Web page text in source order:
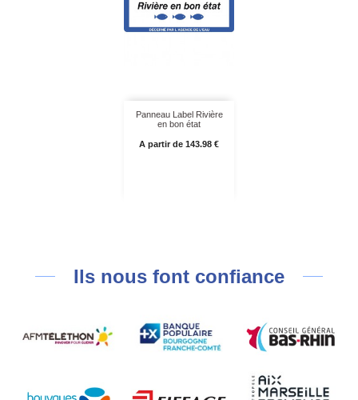
Panneau Label Rivière
en bon état
Prix
A partir de 143.98 €
Ils nous font confiance